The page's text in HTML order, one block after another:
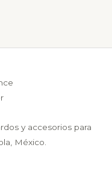
y accesorios para
México.